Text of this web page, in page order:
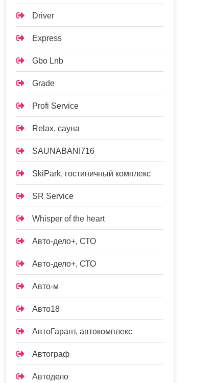
Driver
Express
Gbo Lnb
Grade
Profi Service
Relax, сауна
SAUNABANI716
SkiPark, гостиничный комплекс
SR Service
Whisper of the heart
Авто-дело+, СТО
Авто-дело+, СТО
Авто-м
Авто18
АвтоГарант, автокомплекс
Автограф
Автодело